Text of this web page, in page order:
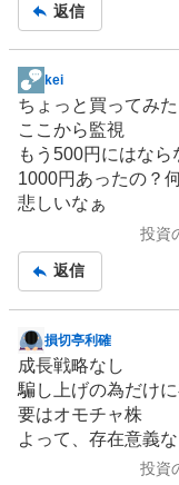
事
返信
掲
示
板
記
事
kei
ちょっと買ってみた
ここから監視
もう500円にはなら
1000円あったの？
悲しいなぁ
投資
返信
掲
示
板
記
事
損切亭利確
成長戦略なし
騙し上げの為だけ
要はオモチャ株
よって、存在意義
投資